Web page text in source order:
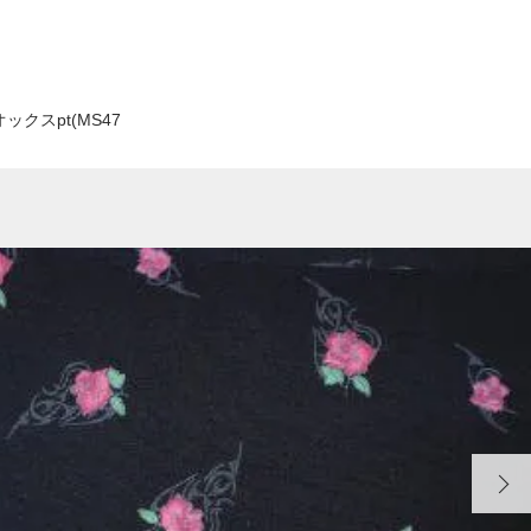
ックスpt(MS47